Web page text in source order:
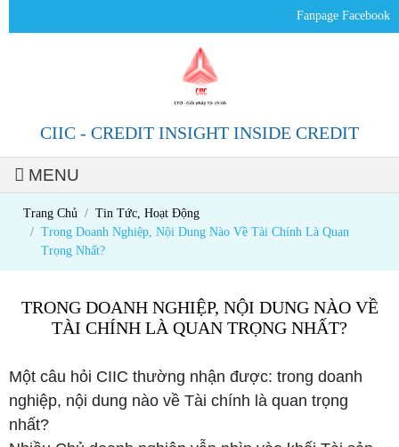
Fanpage Facebook
CIIC - CREDIT INSIGHT INSIDE CREDIT
MENU
Trang chủ
Thông tin
Giới thiệu
Ban Điều
hành
Trang Chủ
Tin Tức, Hoạt Động
Trong Doanh Nghiệp, Nội Dung Nào Về Tài Chính Là Quan
Trọng Nhất?
TRONG DOANH NGHIỆP, NỘI DUNG NÀO VỀ
TÀI CHÍNH LÀ QUAN TRỌNG NHẤT?
Một câu hỏi CIIC thường nhận được: trong doanh
nghiệp, nội dung nào về Tài chính là quan trọng
nhất?